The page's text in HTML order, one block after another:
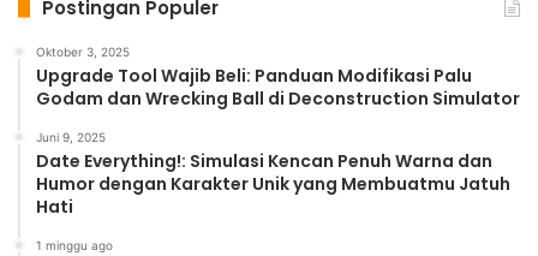
Postingan Populer
Oktober 3, 2025
Upgrade Tool Wajib Beli: Panduan Modifikasi Palu
Godam dan Wrecking Ball di Deconstruction Simulator
Juni 9, 2025
Date Everything!: Simulasi Kencan Penuh Warna dan
Humor dengan Karakter Unik yang Membuatmu Jatuh
Hati
1 minggu ago